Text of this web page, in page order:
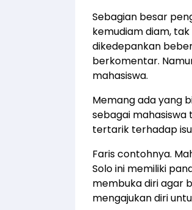
Sebagian besar
kemudiam diam,
dikedepankan
berkomentar.
mahasiswa.
Memang ada yang
sebagai
tertarik terhadap
Faris contohnya.
Solo ini memiliki
membuka diri agar
mengajukan diri